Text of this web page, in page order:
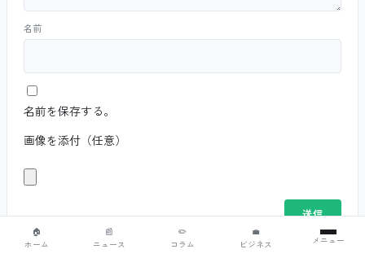
名前
名前を保存する。
画像を添付（任意）
🏠
ホーム
📰
ニュース
✏️
コラム
💼
ビジネス
メニュー